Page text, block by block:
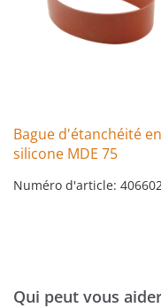
Bague d'étanchéité en
silicone MDE 75
Numéro d'article:
Qui peut vous